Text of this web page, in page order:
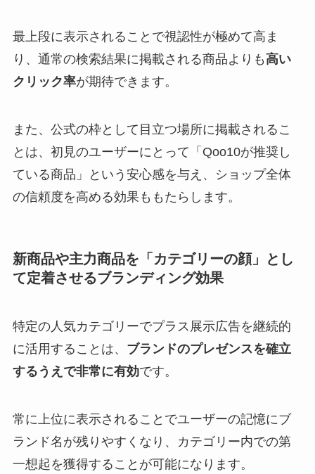
最上段に表示されることで視認性が極めて高ま
り、通常の検索結果に掲載される商品よりも高い
クリック率が期待できます。
また、公式の枠として目立つ場所に掲載されるこ
とは、初見のユーザーにとって「Qoo10が推奨し
ている商品」という安心感を与え、ショップ全体
の信頼度を高める効果ももたらします。
新商品や主力商品を「カテゴリーの顔」とし
て定着させるブランディング効果
特定の人気カテゴリーでプラス展示広告を継続的
に活用することは、 ブランドのプレゼンスを確立
するうえで非常に有効です。
常に上位に表示されることでユーザーの記憶にブ
ランド名が残りやすくなり、カテゴリー内での第
一想起を獲得することが可能になります。